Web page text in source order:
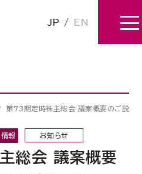
JP / EN
第73期定時株主総会 議案概要のご説明
情報 お知らせ
総会 議案概要